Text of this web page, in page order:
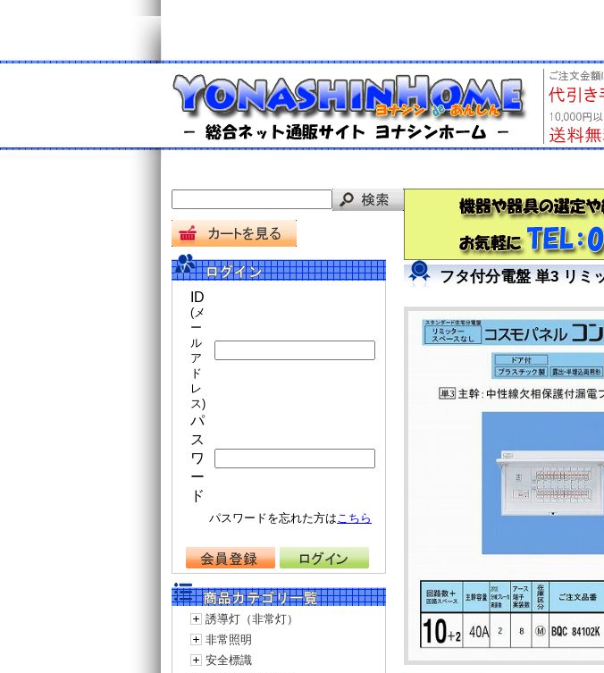
ID
(メ
ー
ル
ア
ド
レ
ス)
パ
ス
ワ
ー
ド
パスワードを忘れた方はこちら
誘導灯（非常灯）
非常照明
安全標識
フタ付分電盤 単3 リミ